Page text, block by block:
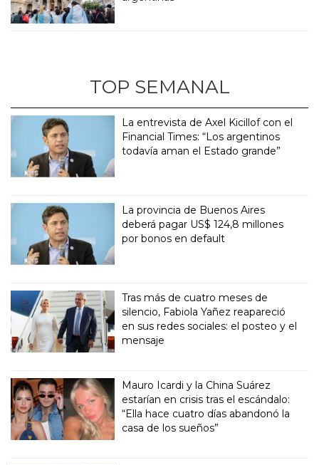
TOP SEMANAL
La entrevista de Axel Kicillof con el
Financial Times: “Los argentinos
todavía aman el Estado grande”
La provincia de Buenos Aires
deberá pagar US$ 124,8 millones
por bonos en default
Tras más de cuatro meses de
silencio, Fabiola Yañez reapareció
en sus redes sociales: el posteo y el
mensaje
Mauro Icardi y la China Suárez
estarían en crisis tras el escándalo:
“Ella hace cuatro días abandonó la
casa de los sueños”